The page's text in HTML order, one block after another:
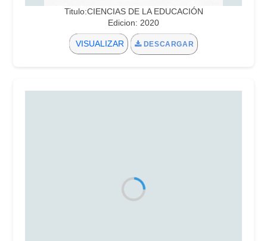
Titulo:CIENCIAS DE LA EDUCACIÓN
Edicion: 2020
VISUALIZAR DESCARGAR